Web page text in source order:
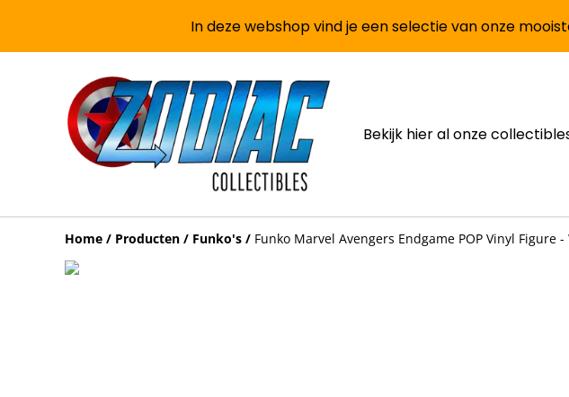
In deze webshop vind je een selectie van onze
Bekijk hier al onze
Home / Producten / Funko's / Funko Marvel Avengers Endgame POP Vinyl Figure